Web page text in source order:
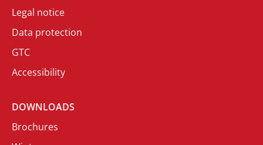
Legal notice
Data protection
GTC
Accessibility
DOWNLOADS
Brochures